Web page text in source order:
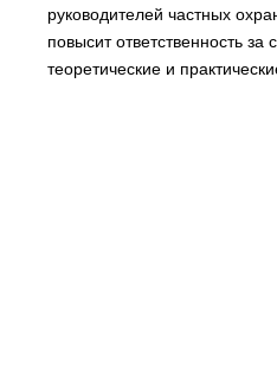
руководителей частных
повысит ответственность за
теоретические и